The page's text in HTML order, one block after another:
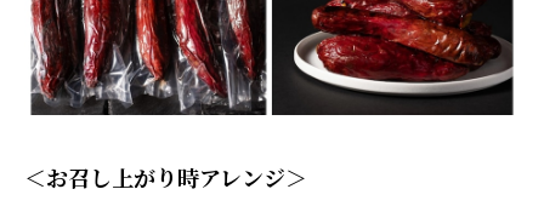
＜お召し上がり時アレンジ＞